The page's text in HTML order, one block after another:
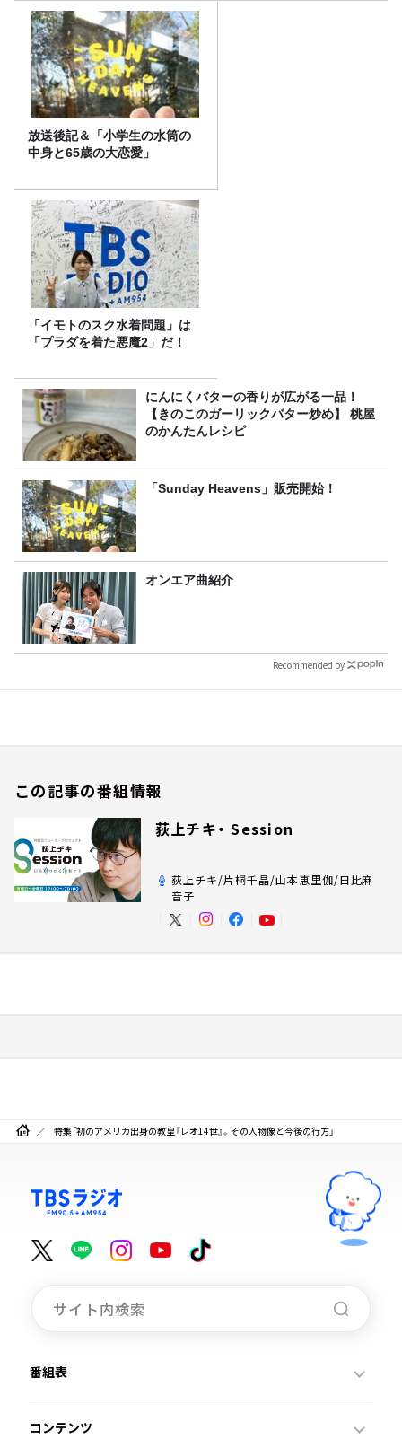
放送後記＆「小学生の水筒の
中身と65歳の大恋愛」
「イモトのスク水着問題」は
「プラダを着た悪魔2」だ！
にんにくバターの香りが広がる一品！
【きのこのガーリックバター炒め】 桃屋
のかんたんレシピ
「Sunday Heavens」販売開始！
オンエア曲紹介
Recommended by
この記事の番組情報
荻上チキ・ Session
荻上チキ/片桐千晶/山本恵里伽/日比麻
音子
特集「初のアメリカ出身の教皇『レオ14世』。その人物像と今後の行方」
番組表
コンテンツ